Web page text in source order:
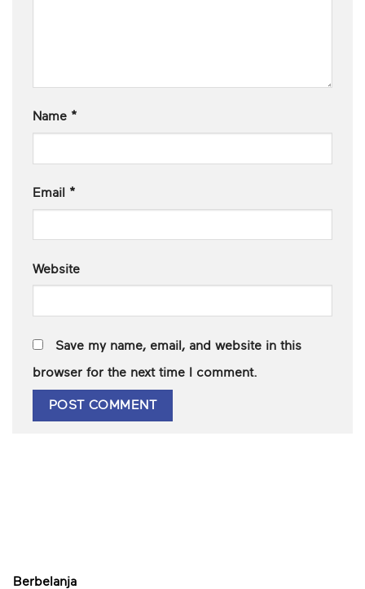
Name *
Email *
Website
Save my name, email, and website in this
browser for the next time I comment.
Berbelanja